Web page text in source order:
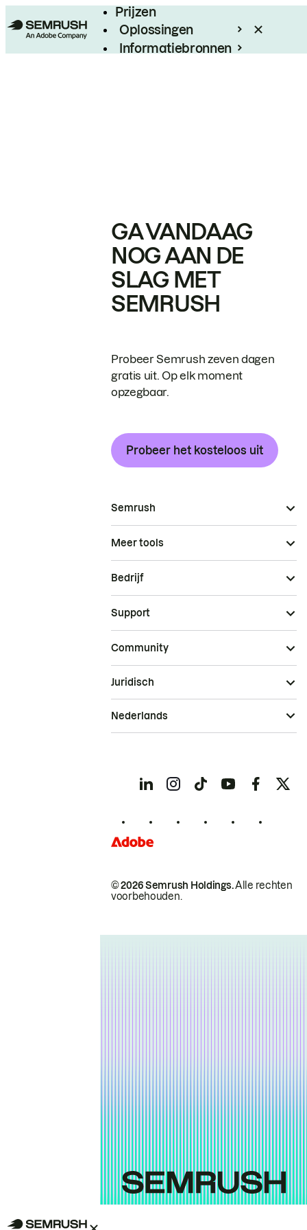
Prijzen
Oplossingen
Informatiebronnen
GA VANDAAG
NOG AAN DE
SLAG MET
SEMRUSH
Probeer Semrush zeven dagen
gratis uit. Op elk moment
opzegbaar.
Probeer het kosteloos uit
Semrush
Meer tools
Bedrijf
Support
Community
© 2026 Semrush Holdings.Alle rechten
voorbehouden.
Juridisch
Nederlands